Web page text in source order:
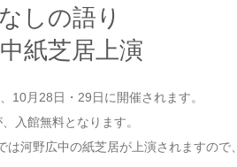
しの語り
紙芝居上演
10月28日・29日に開催されます。
入館無料となります。
河野広中の紙芝居が上演されますので、